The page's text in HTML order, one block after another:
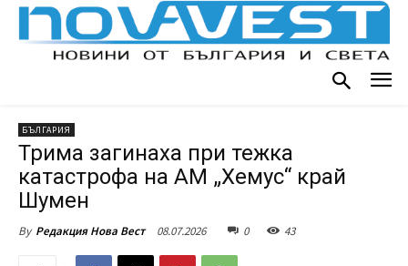
БЪЛГАРИЯ
Трима загинаха при тежка
катастрофа на АМ „Хемус“ край
Шумен
By Редакция Нова Вест 08.07.2026 0 43